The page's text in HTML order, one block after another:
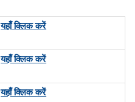
यहाँ क्लिक करें
यहाँ क्लिक करें
यहाँ क्लिक करें